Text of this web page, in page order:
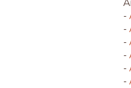
-
-
-
-
-
-